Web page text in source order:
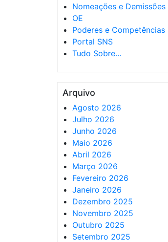
Nomeações e Demissões
OE
Poderes e Competências
Portal SNS
Tudo Sobre…
Arquivo
Agosto 2026
Julho 2026
Junho 2026
Maio 2026
Abril 2026
Março 2026
Fevereiro 2026
Janeiro 2026
Dezembro 2025
Novembro 2025
Outubro 2025
Setembro 2025